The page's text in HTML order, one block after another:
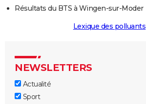
Résultats du BTS à Wingen-sur-Moder
Lexique des polluants
NEWSLETTERS
Actualité
Sport